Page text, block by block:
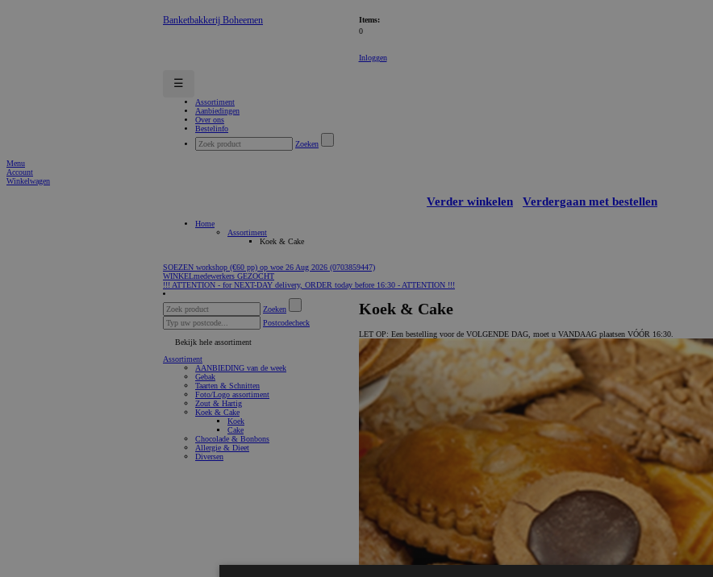
Banketbakkerij Boheemen
Items:
0
Inloggen
☰
Assortiment
Aanbiedingen
Over ons
Bestelinfo
Zoeken
Menu
Account
Winkelwagen
Verder winkelen Verdergaan met bestellen
Home
Assortiment
Koek & Cake
SOEZEN workshop (€60 pp) op woe 26 Aug 2026 (0703859447)
WINKELmedewerkers GEZOCHT
!!! ATTENTION - for NEXT-DAY delivery, ORDER today before 16:30 - ATTENTION !!!
Zoeken
Postcodecheck
Bekijk hele assortiment
Assortiment
AANBIEDING van de week
Gebak
Taarten & Schnitten
Foto/Logo assortiment
Zout & Hartig
Koek & Cake
Koek
Cake
Chocolade & Bonbons
Allergie & Dieet
Diversen
Koek & Cake
LET OP: Een bestelling voor de VOLGENDE DAG, moet u VANDAAG plaatsen VÓÓR 16:30.